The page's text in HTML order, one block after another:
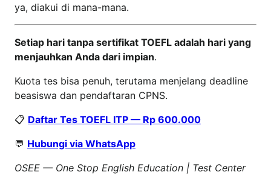
ya, diakui di mana-mana.
Setiap hari tanpa sertifikat TOEFL adalah hari yang
menjauhkan Anda dari impian.
Kuota tes bisa penuh, terutama menjelang deadline
beasiswa dan pendaftaran CPNS.
📋 Daftar Tes TOEFL ITP — Rp 600.000
💬 Hubungi via WhatsApp
OSEE — One Stop English Education | Test Center